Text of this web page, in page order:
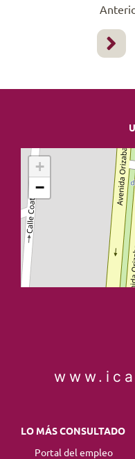
+
−
LO MÁS CONSULTADO
Portal del empleo